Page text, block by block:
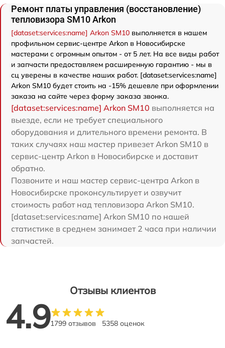
Ремонт платы управления (восстановление)
тепловизора SM10 Arkon
[dataset:services:name] Arkon SM10 выполняется в нашем
профильном сервис-центре Arkon в Новосибирске
мастерами с огромным опытом - от 5 лет. На все виды работ
и запчасти предоставляем расширенную гарантию - мы в
сц уверены в качестве наших работ. [dataset:services:name]
Arkon SM10 будет стоить на -15% дешевле при оформлении
заказа на сайте через форму заказа звонка.
[dataset:services:name] Arkon SM10 выполняется на
выезде, если не требует специального
оборудования и длительного времени ремонта. В
таких случаях наш мастер привезет Arkon SM10 в
сервис-центр Arkon в Новосибирске и доставит
обратно.
Позвоните и наш мастер сервис-центра Arkon в
Новосибирске проконсультирует и озвучит
стоимость работ над тепловизора Arkon SM10.
[dataset:services:name] Arkon SM10 по нашей
статистике в среднем занимает 2 часа при наличии
запчастей.
Отзывы клиентов
4.91799 отзывов 5358 оценок